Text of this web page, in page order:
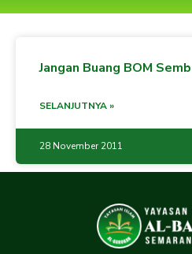
Jangan Buang BOM
SELANJUTNYA »
28 November 2011